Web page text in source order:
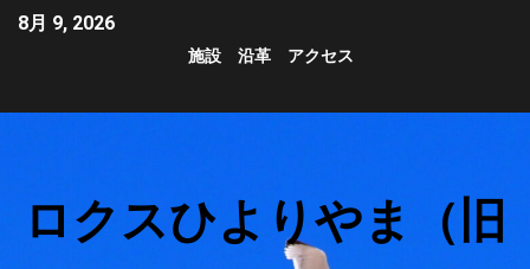
8月 9, 2026
施設 沿革 アクセス
ロクスひよりやま（旧